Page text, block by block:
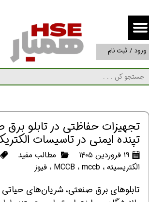
ورود / ثبت نام
حساب کاربری من
تغییر گذر واژه
سفارشات
تجهیزات حفاظتی در تابلو
تپنده ایمنی در تاسیسات
۱۹ فروردین ۱۴۰۵ مطالب مفید
الکتریسیته، MCCB ،mccb ، فیوز
تابلوهای برق صنعتی، شریان‌های حیاتی